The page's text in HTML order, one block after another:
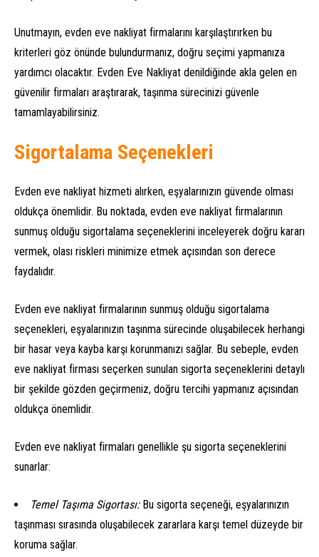
Unutmayın, evden eve nakliyat firmalarını karşılaştırırken bu
kriterleri göz önünde bulundurmanız, doğru seçimi yapmanıza
yardımcı olacaktır. Evden Eve Nakliyat denildiğinde akla gelen en
güvenilir firmaları araştırarak, taşınma sürecinizi güvenle
tamamlayabilirsiniz.
Sigortalama Seçenekleri
Evden eve nakliyat hizmeti alırken, eşyalarınızın güvende olması
oldukça önemlidir. Bu noktada, evden eve nakliyat firmalarının
sunmuş olduğu sigortalama seçeneklerini inceleyerek doğru kararı
vermek, olası riskleri minimize etmek açısından son derece
faydalıdır.
Evden eve nakliyat firmalarının sunmuş olduğu sigortalama
seçenekleri, eşyalarınızın taşınma sürecinde oluşabilecek herhangi
bir hasar veya kayba karşı korunmanızı sağlar. Bu sebeple, evden
eve nakliyat firması seçerken sunulan sigorta seçeneklerini detaylı
bir şekilde gözden geçirmeniz, doğru tercihi yapmanız açısından
oldukça önemlidir.
Evden eve nakliyat firmaları genellikle şu sigorta seçeneklerini
sunarlar:
Temel Taşıma Sigortası:Bu sigorta seçeneği, eşyalarınızın
taşınması sırasında oluşabilecek zararlara karşı temel düzeyde bir
koruma sağlar.